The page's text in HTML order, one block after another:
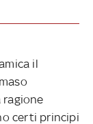
il
ragione
certi principi